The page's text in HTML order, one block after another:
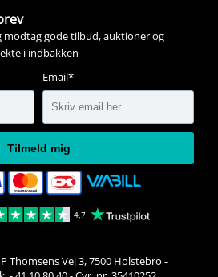
modtag gode tilbud, auktioner og
i indbakken
Email*
Tilmeld mig
4,7
Thomsens Vej 3, 7500 Holstebro -